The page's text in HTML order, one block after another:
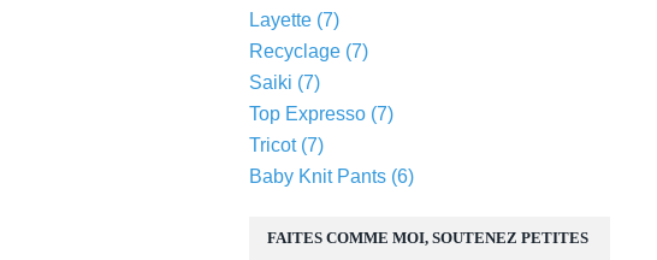
Layette (7)
Recyclage (7)
Saiki (7)
Top Expresso (7)
Tricot(7)
Baby Knit Pants (6)
FAITES COMME MOI, SOUTENEZ PETITES